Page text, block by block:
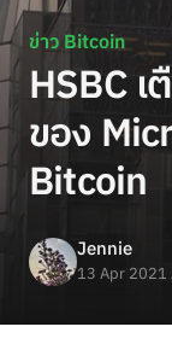
ข่าว Bitcoin
HSBC
ของ
Bitcoin
Jennie
13 Apr 2021